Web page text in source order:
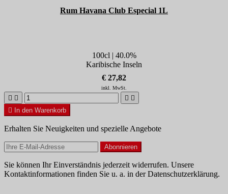
Rum Havana Club Especial 1L
100cl | 40.0%
Karibische Inseln
€ 27,82
inkl. MwSt.
   

In den Warenkorb
Erhalten Sie Neuigkeiten und spezielle Angebote
Sie können Ihr Einverständnis jederzeit widerrufen. Unsere
Kontaktinformationen finden Sie u. a. in der Datenschutzerklärung.